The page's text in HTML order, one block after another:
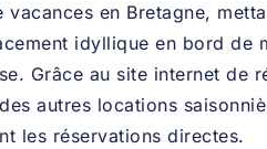
vacances en Bretagne,
idyllique en bord de
Grâce au site internet de
autres locations
les réservations directes.